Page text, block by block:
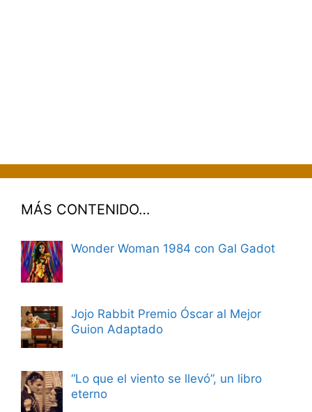
MÁS CONTENIDO…
Wonder Woman 1984 con Gal Gadot
Jojo Rabbit Premio Óscar al Mejor
Guion Adaptado
“Lo que el viento se llevó”, un libro
eterno